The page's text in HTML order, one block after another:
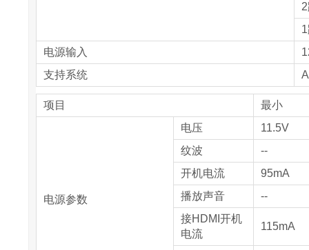
电源输入
支持系统
项目 最小
电源参数
电压
11.5V
纹波
--
开机电流
95mA
播放声音
--
接HDMI开机
电流
115mA